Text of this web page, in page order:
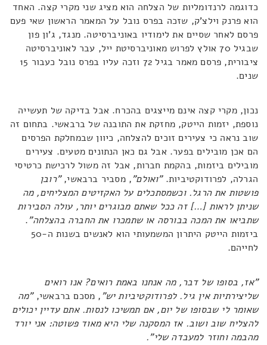
כדוגמה לרנדומליות של הצלחה הוא מציג שני מקרי קצה. האחד
הוא פרנק וילצ'ק, שזכה בפרס נובל על המאמר הראשון שאי פעם
פרסם לאחר שסיים את לימודיו באוניברסיטה. מנגד, ג'ון פון
שבגיל 70 אולץ לפרוש מאוניברסיטת ייל, עבר לאוניברסיטה
ציבורית, פרסם מאמר בגיל 72 וזכה עליו בפרס נובל כעבור 15
שנים.
נכון, מקרי קצה אינם מייצגים בהכרח. אבל בדיקה של תעשייה
נוספת, יזמות הייטק, מחזקת את התובנה של ברבאשי. בתחום זה
שוב נראה כי צעירים זוכים להצלחה, כיוון שבמחלקת הפרסים
הם אכן מובילים בפער. אבל גם כאן הנתונים מטעים. צעירים
מובילים ביזמות, בהקמת חברות, אבל זה משול לרכישת כרטיסי
הגרלה, לפרודוקטיביות."ואולם", מסביר ברבאשי,"רובן
פושטות את הרגל. וכשמסתכלים על האקזיטים המצליחים, מה
שניתן לראות […] זה ככל שאתם מבוגרים יותר, עולה הסבירות
שתביאו את המכה בבורסה או שתמכרו את החברה בהצלחה".
ביזמות הייטק היתרון המשמעותי הוא לאנשים בשנות ה-50
לחייהם.
"אז, בסופו של דבר, מה אנחנו באמת רואים? אנו רואים
שליצירתיות אין גיל. לפרודוקטיביות יש", מסכם ברבאשי,"מה
שאומר לי שבסופו של יום, אם תמשיכו לנסות. אתם עדיין יכולים
להצליח שוב ושוב. אז המסקנה שלי היא מאוד פשוטה: אני יורד
מהבמה וחוזר למעבדה שלי".